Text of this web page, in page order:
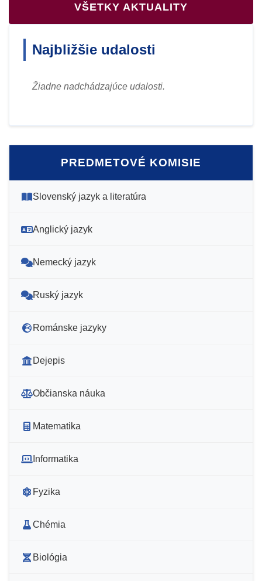
VŠETKY AKTUALITY
Najbližšie udalosti
Žiadne nadchádzajúce udalosti.
PREDMETOVÉ KOMISIE
Slovenský jazyk a literatúra
Anglický jazyk
Nemecký jazyk
Ruský jazyk
Románske jazyky
Dejepis
Občianska náuka
Matematika
Informatika
Fyzika
Chémia
Biológia